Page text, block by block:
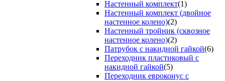
Настенный комплект(1)
Настенный комплект (двойное
настенное колено)(2)
Настенный тройник (сквозное
настенное колено)(2)
Патрубок с накидной гайкой(6)
Переходник пластиковый с
накидной гайкой(5)
Переходник евроконус с